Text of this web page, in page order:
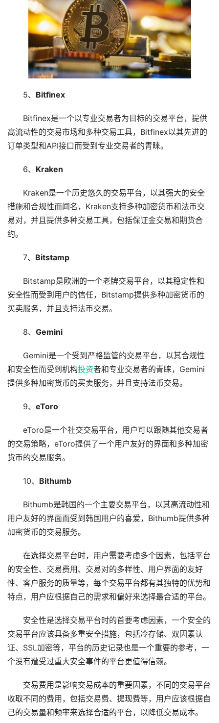
5、 Bitfinex
Bitfinex是一个以专业交易者为目标的交易平台，提供
高流动性的交易市场和多种交易工具，Bitfinex以其先进的
订单类型和API接口而受到专业交易者的青睐。
6、 Kraken
Kraken是一个历史悠久的交易平台，以其强大的安全
措施和合规性而闻名，Kraken支持多种加密货币和法币交
易对，并且提供多种交易工具，包括保证金交易和期货合
约。
7、 Bitstamp
Bitstamp是欧洲的一个老牌交易平台，以其稳定性和
安全性而受到用户的信任，Bitstamp提供多种加密货币的
买卖服务，并且支持法币交易。
8、 Gemini
Gemini是一个受到严格监管的交易平台，以其合规性
和安全性而受到机构投资者和专业交易者的青睐，Gemini
提供多种加密货币的买卖服务，并且支持法币交易。
9、 eToro
eToro是一个社交交易平台，用户可以跟随其他交易者
的交易策略，eToro提供了一个用户友好的界面和多种加密
货币的交易服务。
10、 Bithumb
Bithumb是韩国的一个主要交易平台，以其高流动性和
用户友好的界面而受到韩国用户的喜爱，Bithumb提供多种
加密货币的交易服务。
在选择交易平台时，用户需要考虑多个因素，包括平台
的安全性、交易费用、交易对的多样性、用户界面的友好
性、客户服务的质量等，每个交易平台都有其独特的优势和
特点，用户应根据自己的需求和偏好来选择最合适的平台。
安全性是选择交易平台时的首要考虑因素，一个安全的
交易平台应该具备多重安全措施，包括冷存储、双因素认
证、SSL加密等，平台的历史记录也是一个重要的参考，一
个没有遭受过重大安全事件的平台更值得信赖。
交易费用是影响交易成本的重要因素，不同的交易平台
收取不同的费用，包括交易费、提现费等，用户应该根据自
己的交易量和频率来选择合适的平台，以降低交易成本。